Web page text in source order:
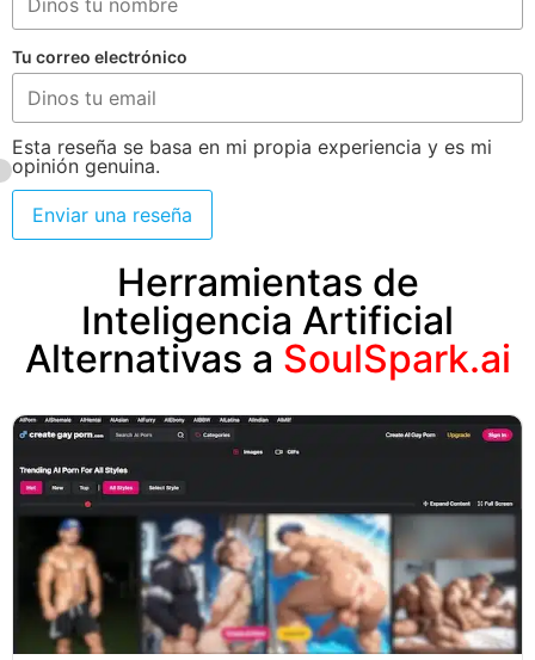
Tu correo electrónico
Esta reseña se basa en mi propia experiencia y es mi
opinión genuina.
Enviar una reseña
Herramientas de
Inteligencia Artificial
Alternativas a SoulSpark.ai